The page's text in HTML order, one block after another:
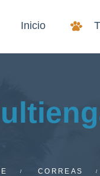
Inicio
CORREAS